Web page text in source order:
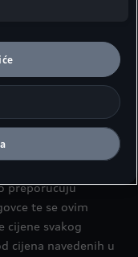
u ovom cjenovniku
preporučene
preporučuju
te se ovim
cijene svakog
cijena navedenih u